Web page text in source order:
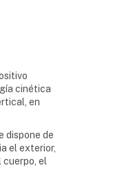
cinética
en
dispone de
el exterior,
cuerpo, el